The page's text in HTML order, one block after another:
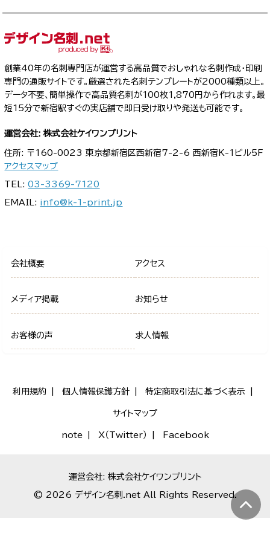
創業40年の名刺専門店が運営する高品質でおしゃれな名刺作成・印刷
専門の通販サイトです。厳選された名刺テンプレートが2000種類以上。
データ不要、簡単操作で高品質名刺が100枚1,870円から作れます。最
短15分で新宿駅すぐの実店舗で即日受け取りや発送も可能です。
運営会社: 株式会社ケイワンプリント
住所: 〒160-0023 東京都新宿区西新宿7-2-6 西新宿K-1ビル5F
アクセスマップ
TEL:03-3369-7120
EMAIL: info@k-1-print.jp
会社概要 アクセス
メディア掲載 お知らせ
お客様の声 求人情報
利用規約 個人情報保護方針 特定商取引法に基づく表示
サイトマップ
note X（Twitter） Facebook
運営会社: 株式会社ケイワンプリント
© 2026 デザイン名刺.net All Rights Reserved.